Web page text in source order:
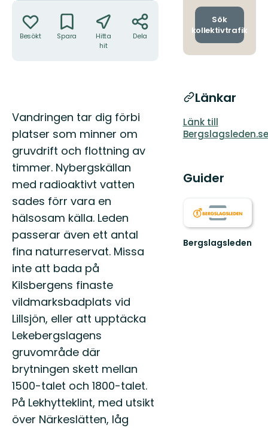
Besökt Spara
Hitta
hit
Dela
Beskrivning
Vandringen tar dig förbi
platser som minner om
gruvdrift och flottning av
timmer. Nybergskällan
med radioaktivt vatten
sades förr vara en
hälsosam källa. Leden
passerar även ett antal
fina naturreservat. Missa
inte att bada på
Kilsbergens finaste
vildmarksbadplats vid
Lillsjön, eller att upptäcka
Lekebergslagens
gruvområde där
brytningen skett mellan
1500-talet och 1800-talet.
På Lekhytteklint, med utsikt
över Närkeslätten, låg
och
Sök
kollektivtrafik
Länkar
Länk till
Bergslagsleden.se
Guider
Bergslagsleden